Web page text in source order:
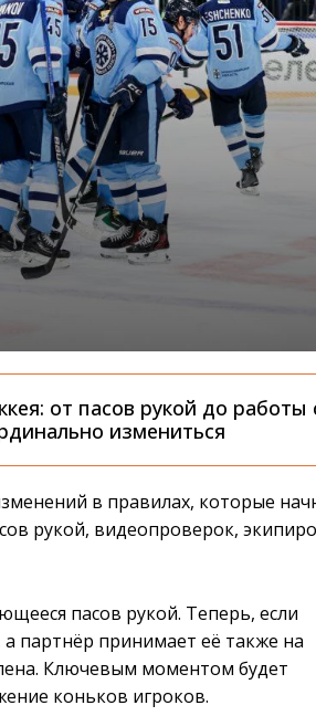
от пасов рукой до работы
измениться
в правилах, которые
рукой, видеопроверок,
пасов рукой. Теперь, если
партнёр принимает её также на
Ключевым моментом будет
коньков игроков.